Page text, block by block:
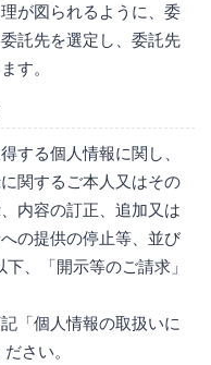
が図られるように、委
託先を選定し、委託先
す。
する個人情報に関し、
関するご本人又はその
内容の訂正、追加又は
の提供の停止等、並び
、「開示等のご請求」
「個人情報の取扱いに
さい。